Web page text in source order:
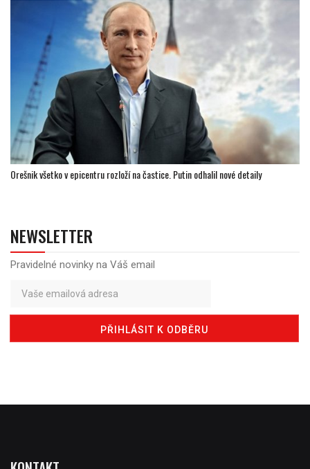
Orešnik všetko v epicentru rozloží na častice. Putin odhalil nové detaily
NEWSLETTER
Pravidelné novinky na Váš email